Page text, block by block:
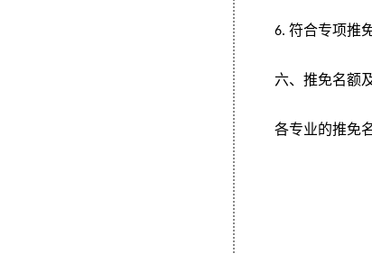
6.符合专项推
六、推免名额
各专业的推免